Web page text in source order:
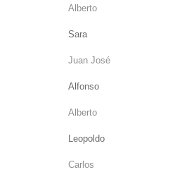
Alberto
Sara
Juan José
Alfonso
Alberto
Leopoldo
Carlos